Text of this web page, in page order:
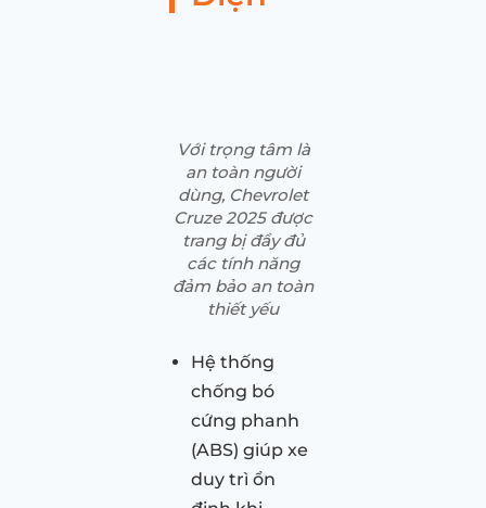
Với trọng tâm là
an toàn người
dùng, Chevrolet
Cruze 2025 được
trang bị đầy đủ
các tính năng
đảm bảo an toàn
thiết yếu
Hệ thống
chống bó
cứng phanh
(ABS) giúp xe
duy trì ổn